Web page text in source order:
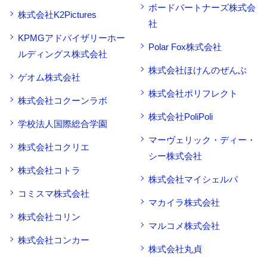
株式会社K2Pictures
KPMGアドバイザリーホー
ルディングス株式会社
ゲオム株式会社
株式会社コクーンラボ
学校法人国際総合学園
株式会社コクリエ
株式会社コトラ
コミスマ株式会社
株式会社コリン
株式会社コンカー
ボードパートナーズ株式会
社
Polar Fox株式会社
株式会社ほけんのぜんぶ
株式会社ポリフレクト
株式会社PoliPoli
マーヴェリック・ディー・
シー株式会社
株式会社マイシェルパ
マカイラ株式会社
マルコメ株式会社
株式会社丸貞